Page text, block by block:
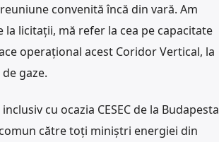
convenită încă din vară. Am
licitații, mă refer la cea pe capacitate
operațional acest Coridor Vertical, la
gaze.
cu ocazia CESEC de la Budapesta
către toți miniștri energiei din